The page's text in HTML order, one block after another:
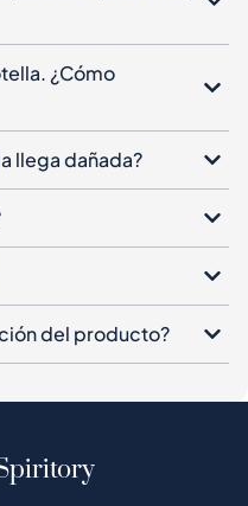
¿Cómo
llega dañada?
del producto?